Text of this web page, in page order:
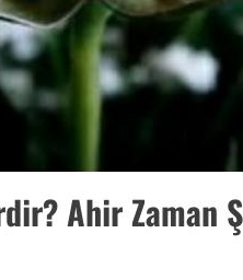
Ahir Zaman